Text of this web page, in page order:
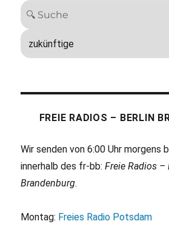
FREIE RADIOS – BERLIN
Wir senden von 6:00 Uhr morgens
innerhalb des fr-bb:Freie Radios –
Brandenburg.
Montag: Freies Radio Potsdam